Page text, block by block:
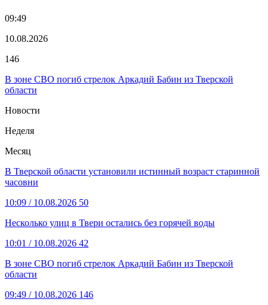
09:49
10.08.2026
146
В зоне СВО погиб стрелок Аркадий Бабин из Тверской
области
Новости
Неделя
Месяц
В Тверской области установили истинный возраст старинной
часовни
10:09 / 10.08.2026 50
Несколько улиц в Твери остались без горячей воды
10:01 / 10.08.2026 42
В зоне СВО погиб стрелок Аркадий Бабин из Тверской
области
09:49 / 10.08.2026 146